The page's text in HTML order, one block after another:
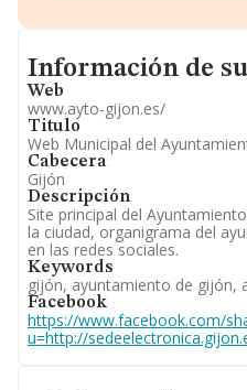
Información oficial y
Informacion de su página
Información de
Web
www.ayto-gijon.es/
Titulo
Web Municipal del
Cabecera
Gijón
Descripción
Site principal del
la ciudad, organigrama del
en las redes sociales.
Keywords
gijón, ayuntamiento de gijón,
Facebook
https://www.facebook.com/
u=http://